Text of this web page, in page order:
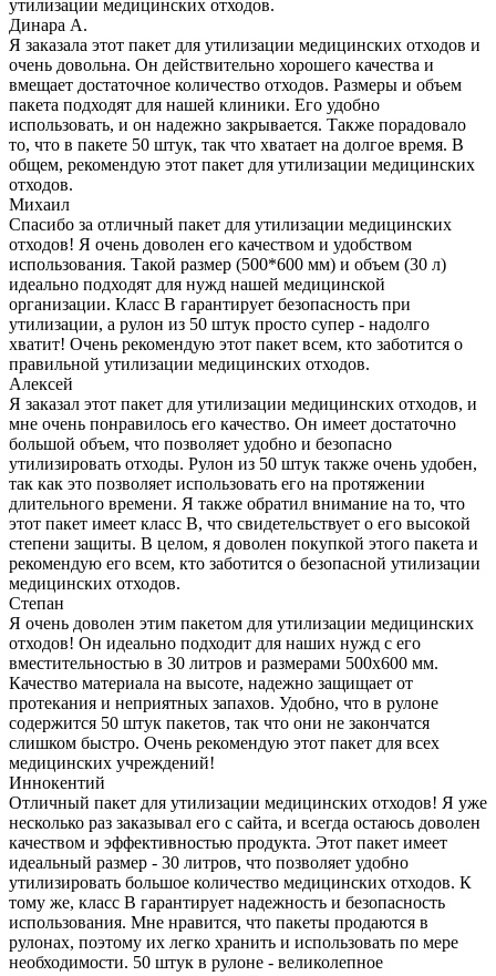
утилизации медицинских отходов.
Динара А.
Я заказала этот пакет для утилизации медицинских отходов и
очень довольна. Он действительно хорошего качества и
вмещает достаточное количество отходов. Размеры и объем
пакета подходят для нашей клиники. Его удобно
использовать, и он надежно закрывается. Также порадовало
то, что в пакете 50 штук, так что хватает на долгое время. В
общем, рекомендую этот пакет для утилизации медицинских
отходов.
Михаил
Спасибо за отличный пакет для утилизации медицинских
отходов! Я очень доволен его качеством и удобством
использования. Такой размер (500*600 мм) и объем (30 л)
идеально подходят для нужд нашей медицинской
организации. Класс В гарантирует безопасность при
утилизации, а рулон из 50 штук просто супер - надолго
хватит! Очень рекомендую этот пакет всем, кто заботится о
правильной утилизации медицинских отходов.
Алексей
Я заказал этот пакет для утилизации медицинских отходов, и
мне очень понравилось его качество. Он имеет достаточно
большой объем, что позволяет удобно и безопасно
утилизировать отходы. Рулон из 50 штук также очень удобен,
так как это позволяет использовать его на протяжении
длительного времени. Я также обратил внимание на то, что
этот пакет имеет класс В, что свидетельствует о его высокой
степени защиты. В целом, я доволен покупкой этого пакета и
рекомендую его всем, кто заботится о безопасной утилизации
медицинских отходов.
Степан
Я очень доволен этим пакетом для утилизации медицинских
отходов! Он идеально подходит для наших нужд с его
вместительностью в 30 литров и размерами 500x600 мм.
Качество материала на высоте, надежно защищает от
протекания и неприятных запахов. Удобно, что в рулоне
содержится 50 штук пакетов, так что они не закончатся
слишком быстро. Очень рекомендую этот пакет для всех
медицинских учреждений!
Иннокентий
Отличный пакет для утилизации медицинских отходов! Я уже
несколько раз заказывал его с сайта, и всегда остаюсь доволен
качеством и эффективностью продукта. Этот пакет имеет
идеальный размер - 30 литров, что позволяет удобно
утилизировать большое количество медицинских отходов. К
тому же, класс В гарантирует надежность и безопасность
использования. Мне нравится, что пакеты продаются в
рулонах, поэтому их легко хранить и использовать по мере
необходимости. 50 штук в рулоне - великолепное